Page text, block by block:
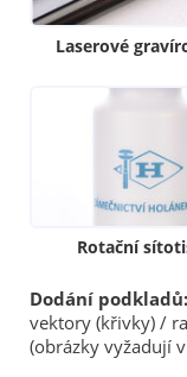
Laserové
Rotační
Dodání podkladů:
vektory (křivky) /
(obrázky vyžadují